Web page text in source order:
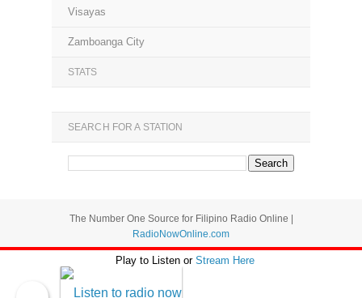
Play to Listen or Stream Here
Visayas
Zamboanga City
STATS
SEARCH FOR A STATION
The Number One Source for Filipino Radio Online |
RadioNowOnline.com